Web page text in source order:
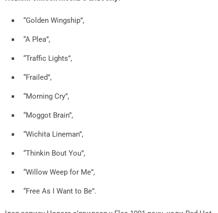
“Golden Wingship”,
“A Plea”,
“Traffic Lights”,
“Frailed”,
“Morning Cry”,
“Moggot Brain”,
“Wichita Lineman”,
“Thinkin Bout You”,
“Willow Weep for Me”,
“Free As I Want to Be”.